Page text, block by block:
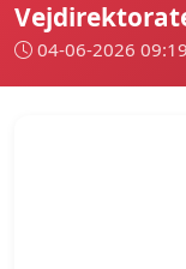
04-06-2026